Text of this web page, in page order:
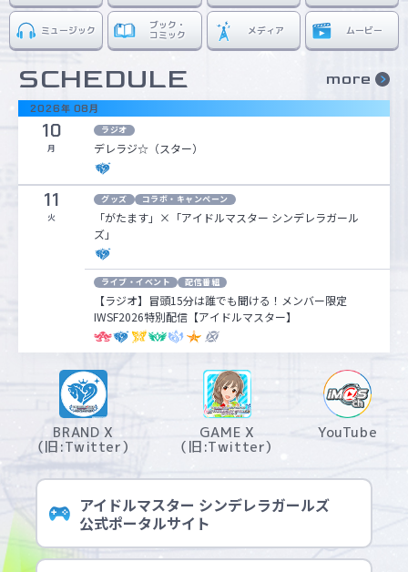
ミュージック ブック・
コミック メディア ムービー
SCHEDULE more
2026年 08月
10
月
ラジオ
デレラジ☆（スター）
11
火
グッズ コラボ・キャンペーン
「がたます」×「アイドルマスター シンデレラガール
ズ」
ライブ・イベント 配信番組
【ラジオ】冒頭15分は誰でも聞ける！メンバー限定
IWSF2026特別配信【アイドルマスター】
BRAND X
（旧:Twitter）
GAME X
（旧:Twitter）
YouTube
アイドルマスター シンデレラガールズ
公式ポータルサイト